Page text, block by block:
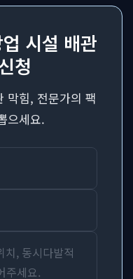
시설 배관
청
막힘, 전문가의 팩
으세요.